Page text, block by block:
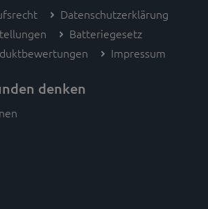
Datenschutzerklärung
Batteriegesetz
Impressum
denken